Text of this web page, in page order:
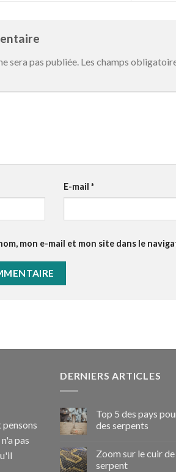
sera pas publiée. Les champs
E-mail *
mon e-mail et mon site dans le
pensons
pas
DERNIERS ARTICLES
Top 5 des pays
des serpents
Zoom sur le cuir de
serpent